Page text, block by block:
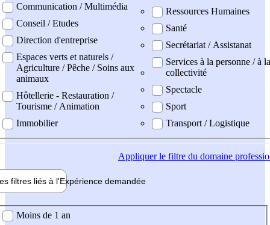
Communication / Multimédia
Conseil / Etudes
Direction d'entreprise
Espaces verts et naturels /
Agriculture / Pêche / Soins aux
animaux
Hôtellerie - Restauration /
Tourisme / Animation
Immobilier
Ressources Humaines
Santé
Secrétariat / Assistanat
Services à la personne / à la
collectivité
Spectacle
Sport
Transport / Logistique
Appliquerle filtre du domaine
filtres liés à l'Expérience demandée
demandée
Moins de 1 an